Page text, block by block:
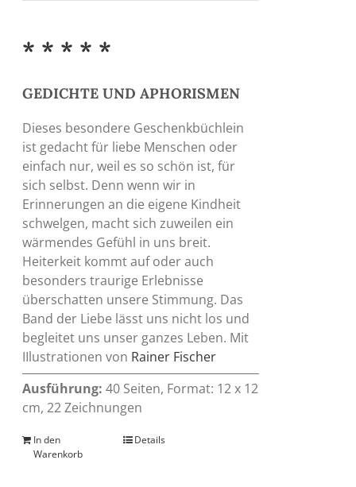
* * * * *
GEDICHTE UND APHORISMEN
Dieses besondere Geschenkbüchlein
ist gedacht für liebe Menschen oder
einfach nur, weil es so schön ist, für
sich selbst. Denn wenn wir in
Erinnerungen an die eigene Kindheit
schwelgen, macht sich zuweilen ein
wärmendes Gefühl in uns breit.
Heiterkeit kommt auf oder auch
besonders traurige Erlebnisse
überschatten unsere Stimmung. Das
Band der Liebe lässt uns nicht los und
begleitet uns unser ganzes Leben. Mit
IIlustrationen von Rainer Fischer
Ausführung: 40 Seiten, Format: 12 x 12
cm, 22 Zeichnungen
In den
Warenkorb
Details